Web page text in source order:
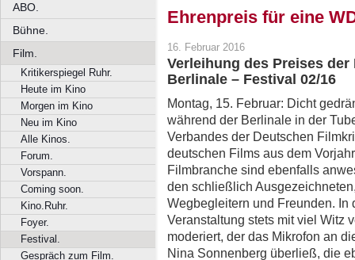
ABO.
Bühne.
Film.
Kritikerspiegel Ruhr.
Heute im Kino
Morgen im Kino
Neu im Kino
Alle Kinos.
Forum.
Vorspann.
Coming soon.
Kino.Ruhr.
Foyer.
Festival.
Gespräch zum Film.
Ehrenpreis für eine
16. Februar 2016
Verleihung des Preises
Berlinale – Festival 02/16
Montag, 15. Februar: Dicht
während der Berlinale in der
Verbandes der Deutschen
deutschen Films aus dem
Filmbranche sind ebenfalls
den schließlich
Wegbegleitern und Freunden. In
Veranstaltung stets mit viel Witz
moderiert, der das Mikrofon an
Nina Sonnenberg überließ, die